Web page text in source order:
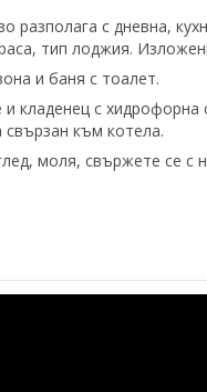
с дневна,
тип лоджия.
и баня с тоалет.
кладенец с
към котела.
моля, свържете се с